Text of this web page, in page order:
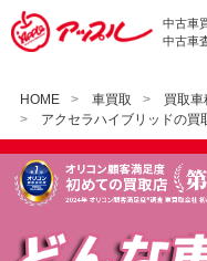
中古車
中古車
HOME 車買取 買取
アクセラハイブリッドの買